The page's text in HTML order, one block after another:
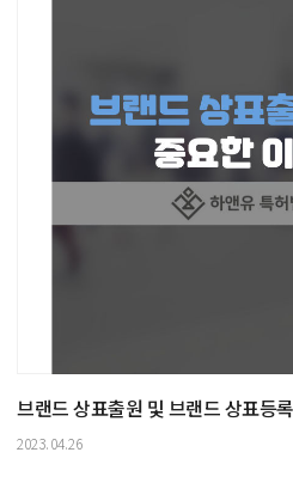
브랜드 상표출원 및 브랜드 상표등
2023.04.26